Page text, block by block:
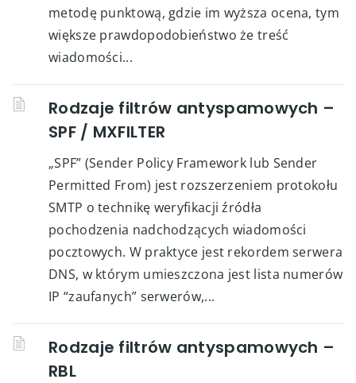
metodę punktową, gdzie im wyższa ocena, tym
większe prawdopodobieństwo że treść
wiadomości...
Rodzaje filtrów antyspamowych –
SPF / MXFILTER
„SPF” (Sender Policy Framework lub Sender
Permitted From) jest rozszerzeniem protokołu
SMTP o technikę weryfikacji źródła
pochodzenia nadchodzących wiadomości
pocztowych. W praktyce jest rekordem serwera
DNS, w którym umieszczona jest lista numerów
IP “zaufanych” serwerów,...
Rodzaje filtrów antyspamowych –
RBL